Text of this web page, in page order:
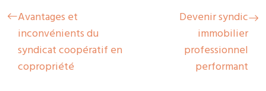
Avantages et
inconvénients du
syndicat coopératif en
copropriété
Devenir syndic
immobilier
professionnel
performant